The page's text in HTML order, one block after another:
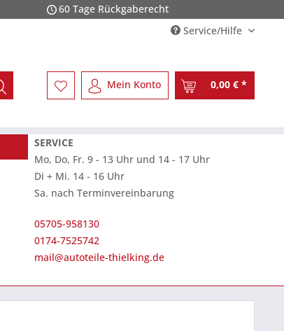
60 Tage Rückgaberecht
Service/Hilfe
Mein Konto 0,00 € *
SERVICE
Mo, Do, Fr. 9 - 13 Uhr und 14 - 17 Uhr
Di + Mi. 14 - 16 Uhr
Sa. nach Terminvereinbarung
05705-958130
0174-7525742
mail@autoteile-thielking.de